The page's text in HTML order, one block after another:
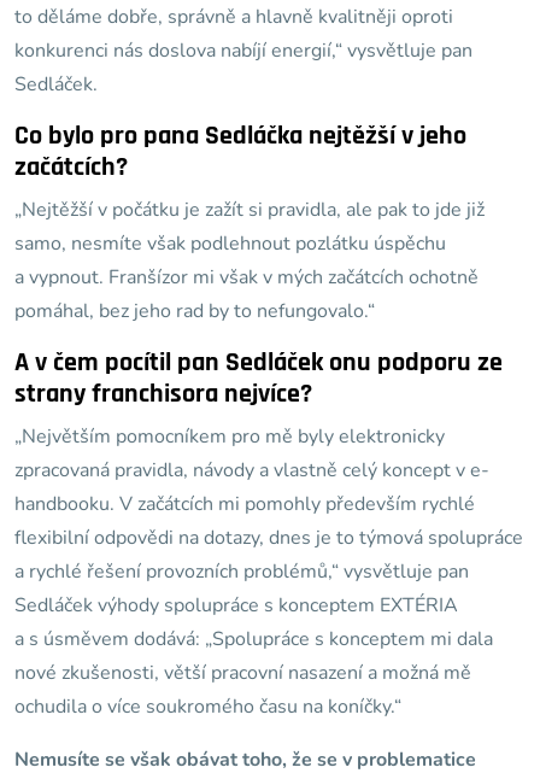
to děláme dobře, správně a hlavně kvalitněji oproti
konkurenci nás doslova nabíjí energií,“ vysvětluje pan
Sedláček.
Co bylo pro pana Sedláčka nejtěžší v jeho
začátcích?
„Nejtěžší v počátku je zažít si pravidla, ale pak to jde již
samo, nesmíte však podlehnout pozlátku úspěchu
a vypnout. Franšízor mi však v mých začátcích ochotně
pomáhal, bez jeho rad by to nefungovalo.“
A v čem pocítil pan Sedláček onu podporu ze
strany franchisora nejvíce?
„Největším pomocníkem pro mě byly elektronicky
zpracovaná pravidla, návody a vlastně celý koncept v e-
handbooku. V začátcích mi pomohly především rychlé
flexibilní odpovědi na dotazy, dnes je to týmová spolupráce
a rychlé řešení provozních problémů,“ vysvětluje pan
Sedláček výhody spolupráce s konceptem EXTÉRIA
a s úsměvem dodává: „Spolupráce s konceptem mi dala
nové zkušenosti, větší pracovní nasazení a možná mě
ochudila o více soukromého času na koníčky.“
Nemusíte se však obávat toho, že se v problematice